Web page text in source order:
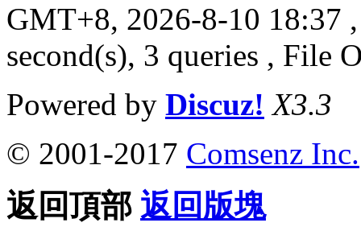
GMT+8, 2026-8-10 18:37
second(s), 3 queries , File
Powered by Discuz! X3.3
© 2001-2017 Comsenz Inc.
返回頂部 返回版塊